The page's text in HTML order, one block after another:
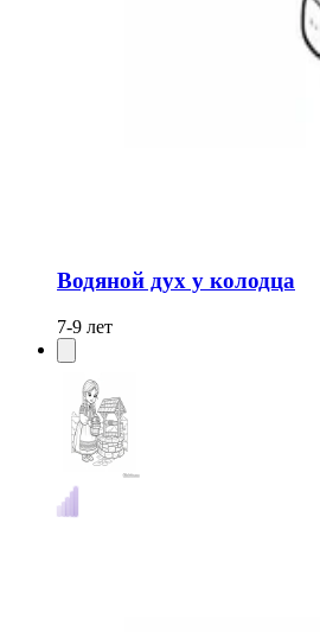
Водяной дух у колодца
7-9 лет